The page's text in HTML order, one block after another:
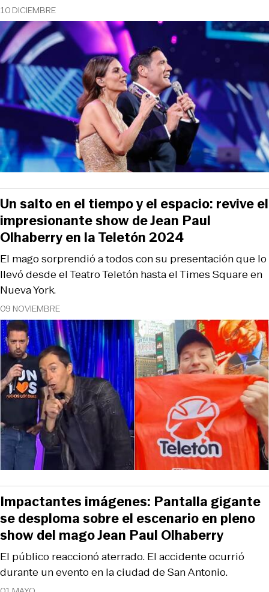
10 DICIEMBRE
09 NOVIEMBRE
El mago sorprendió a todos con su presentación que lo
llevó desde el Teatro Teletón hasta el Times Square en
Nueva York.
Un salto en el tiempo y el espacio: revive el
impresionante show de Jean Paul
Olhaberry en la Teletón 2024
El público reaccionó aterrado. El accidente ocurrió
durante un evento en la ciudad de San Antonio.
Impactantes imágenes: Pantalla gigante
se desploma sobre el escenario en pleno
show del mago Jean Paul Olhaberry